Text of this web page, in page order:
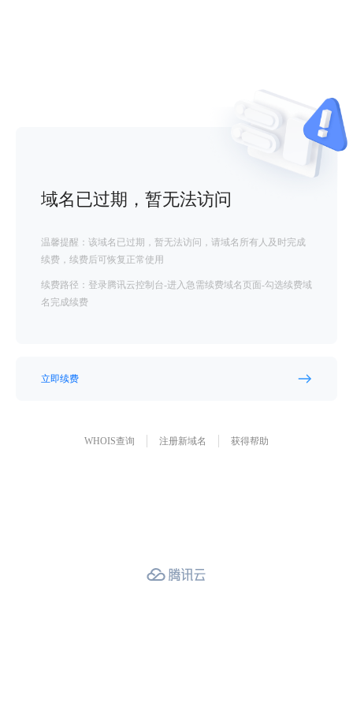
域名已过期，暂无法访问
温馨提醒：该域名已过期，暂无法访问，请域名所有人及时完成
续费，续费后可恢复正常使用
续费路径：登录腾讯云控制台-进入急需续费域名页面-勾选续费域
名完成续费
立即续费
WHOIS查询 注册新域名 获得帮助